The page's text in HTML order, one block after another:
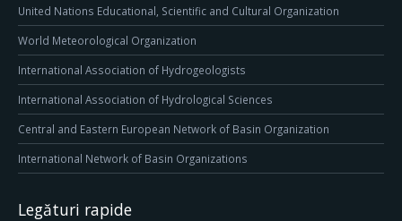
United Nations Educational, Scientific and Cultural Organization
World Meteorological Organization
International Association of Hydrogeologists
International Association of Hydrological Sciences
Central and Eastern European Network of Basin Organization
International Network of Basin Organizations
Legături rapide